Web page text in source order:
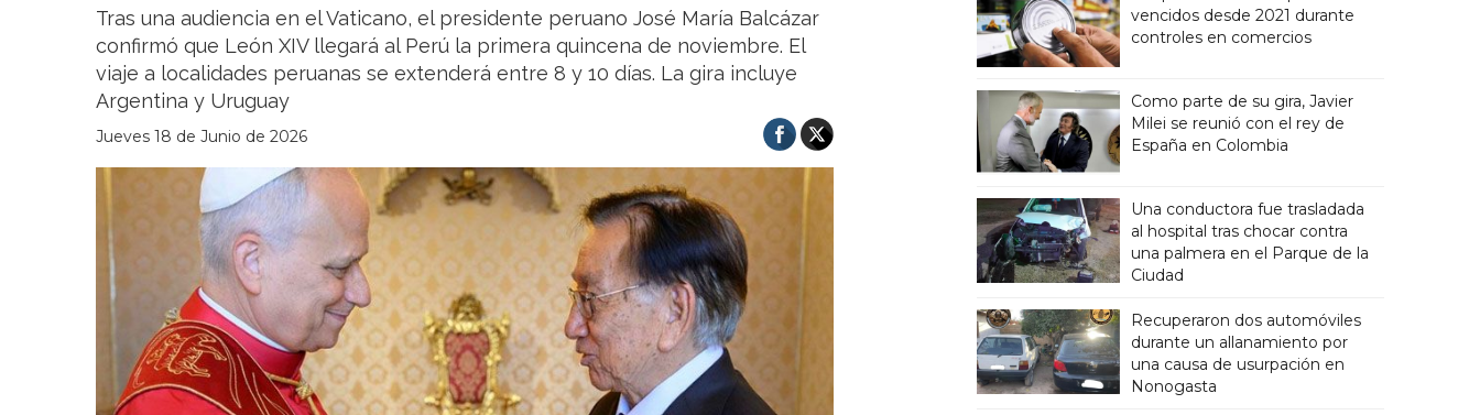
Tras una audiencia en el Vaticano, el presidente peruano José María Balcázar
confirmó que León XIV llegará al Perú la primera quincena de noviembre. El
viaje a localidades peruanas se extenderá entre 8 y 10 días. La gira incluye
Argentina y Uruguay
Jueves 18 de Junio de 2026
vencidos desde 2021 durante
controles en comercios
Como parte de su gira, Javier
Milei se reunió con el rey de
España en Colombia
Una conductora fue trasladada
al hospital tras chocar contra
una palmera en el Parque de la
Ciudad
Recuperaron dos automóviles
durante un allanamiento por
una causa de usurpación en
Nonogasta